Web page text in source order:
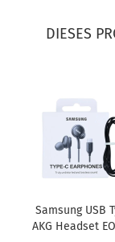
DIESES
Sam­sung USB
AKG Head­set